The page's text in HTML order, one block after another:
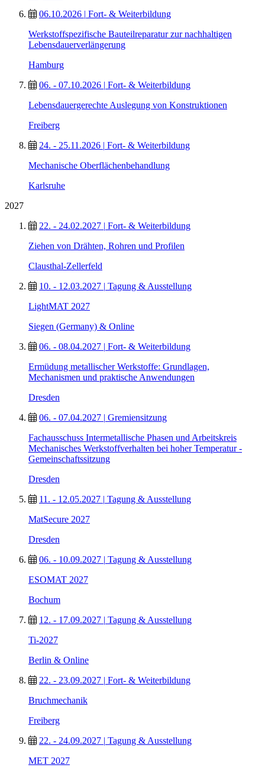
06.10.2026 | Fort- & Weiterbildung
Werkstoffspezifische Bauteilreparatur zur nachhaltigen
Lebensdauerverlängerung
Hamburg
06. - 07.10.2026 | Fort- & Weiterbildung
Lebensdauergerechte Auslegung von Konstruktionen
Freiberg
24. - 25.11.2026 | Fort- & Weiterbildung
Mechanische Oberflächenbehandlung
Karlsruhe
2027
22. - 24.02.2027 | Fort- & Weiterbildung
Ziehen von Drähten, Rohren und Profilen
Clausthal-Zellerfeld
10. - 12.03.2027 | Tagung & Ausstellung
LightMAT 2027
Siegen (Germany) & Online
06. - 08.04.2027 | Fort- & Weiterbildung
Ermüdung metallischer Werkstoffe: Grundlagen,
Mechanismen und praktische Anwendungen
Dresden
06. - 07.04.2027 | Gremiensitzung
Fachausschuss Intermetallische Phasen und Arbeitskreis
Mechanisches Werkstoffverhalten bei hoher Temperatur -
Gemeinschaftssitzung
Dresden
11. - 12.05.2027 | Tagung & Ausstellung
MatSecure 2027
Dresden
06. - 10.09.2027 | Tagung & Ausstellung
ESOMAT 2027
Bochum
12. - 17.09.2027 | Tagung & Ausstellung
Ti-2027
Berlin & Online
22. - 23.09.2027 | Fort- & Weiterbildung
Bruchmechanik
Freiberg
22. - 24.09.2027 | Tagung & Ausstellung
MET 2027